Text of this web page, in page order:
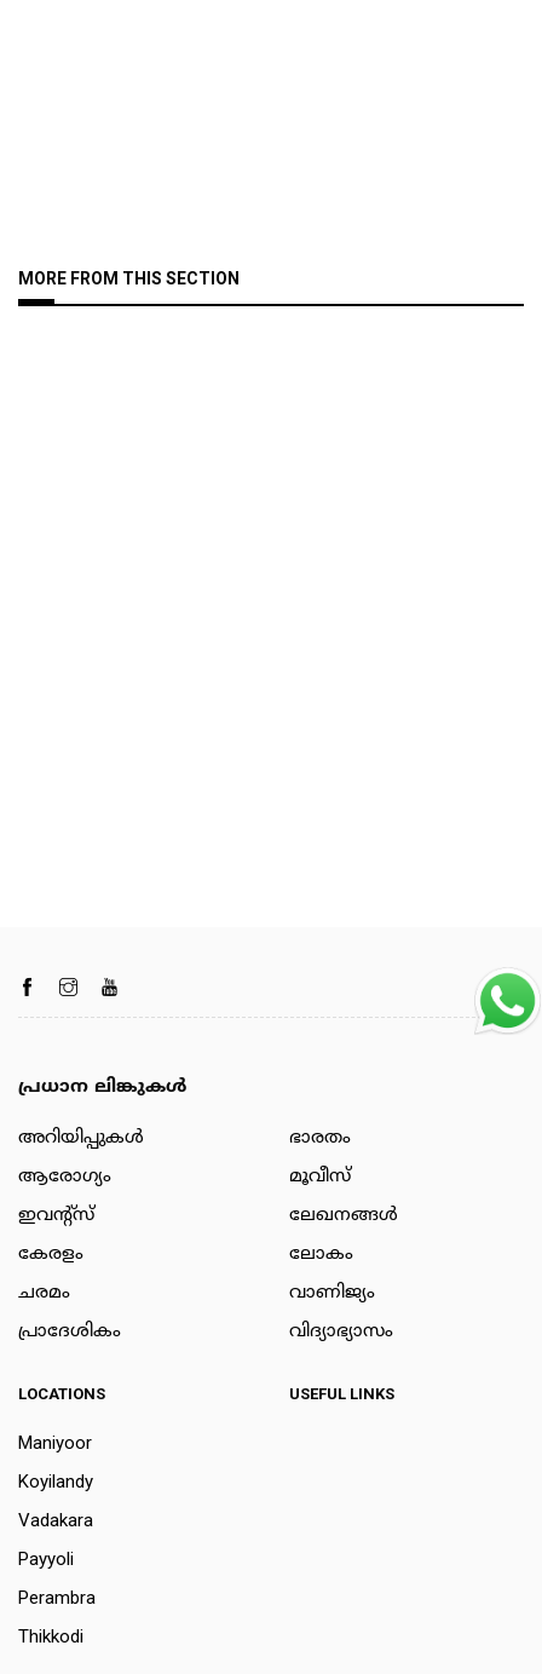
MORE FROM THIS SECTION
പ്രധാന ലിങ്കുകൾ
അറിയിപ്പുകള്‍
ആരോഗ്യം
ഇവന്റ്സ്
കേരളം
ചരമം
പ്രാദേശികം
ഭാരതം
മൂവീസ്
ലേഖനങ്ങള്‍
ലോകം
വാണിജ്യം
വിദ്യാഭ്യാസം
LOCATIONS
Maniyoor
Koyilandy
Vadakara
Payyoli
Perambra
Thikkodi
USEFUL LINKS